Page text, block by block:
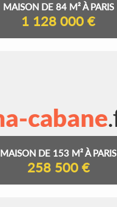
MAISON DE 84 M² À PARIS
1 128 000 €
MAISON DE 153 M² À PARIS
258 500 €